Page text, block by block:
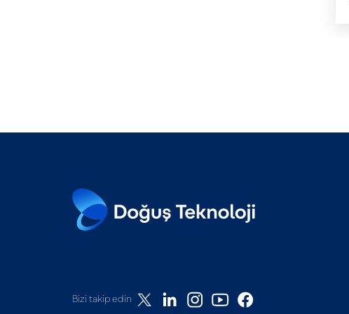
Bizi takip edin